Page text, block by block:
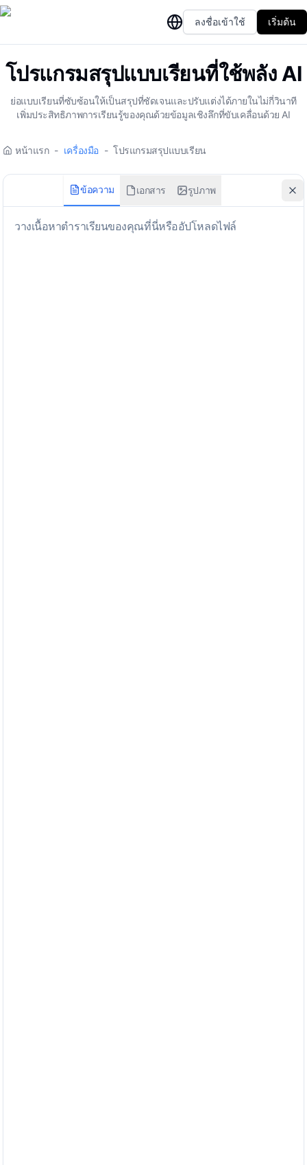
ลงชื่อเข้าใช้ เริ่มต้น
โปรแกรมสรุปแบบเรียนที่ใช้พลัง AI
ย่อแบบเรียนที่ซับซ้อนให้เป็นสรุปที่ชัดเจนและปรับแต่งได้ภายในไม่กี่วินาที
เพิ่มประสิทธิภาพการเรียนรู้ของคุณด้วยข้อมูลเชิงลึกที่ขับเคลื่อนด้วย AI
หน้าแรก - เครื่องมือ - โปรแกรมสรุปแบบเรียน
ข้อความ เอกสาร รูปภาพ